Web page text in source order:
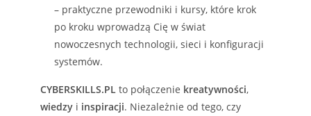
– praktyczne przewodniki i kursy, które krok
po kroku wprowadzą Cię w świat
nowoczesnych technologii, sieci i konfiguracji
systemów.
CYBERSKILLS.PL to połączenie kreatywności,
wiedzy i inspiracji. Niezależnie od tego, czy